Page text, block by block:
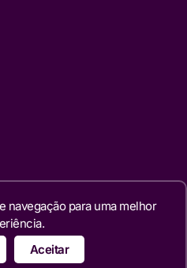
navegação para uma melhor
Aceitar